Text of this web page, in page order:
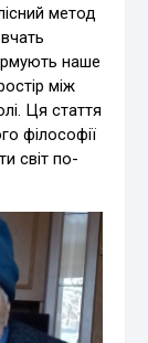
метод
наше
між
Ця стаття
філософії
світ по-